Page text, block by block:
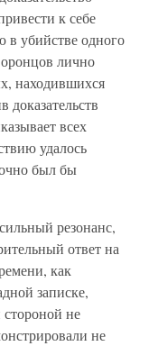
к себе
в убийстве одного
лично
находившихся
доказательств
всех
удалось
был бы
резонанс,
ответ на
как
записке,
не
не